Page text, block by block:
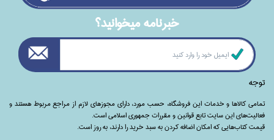
خبرنامه ميخوانيد؟
توجه
تمامی‌ کالاها و خدمات این فروشگاه، حسب مورد،‌ دارای مجوزهای لازم از مراجع مربوط هستند ‌و‌‌
فعالیت‌های این سایت تابع قوانین و مقررات جمهوری اسلامی است.
قیمت کتاب‌هایی که امکان اضافه کردن به سبد خرید را دارند،‌ به روز است.